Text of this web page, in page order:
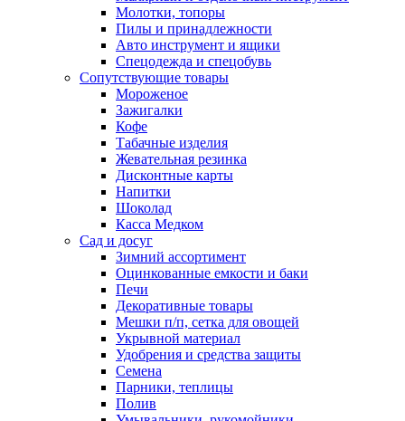
Молотки, топоры
Пилы и принадлежности
Авто инструмент и ящики
Спецодежда и спецобувь
Сопутствующие товары
Мороженое
Зажигалки
Кофе
Табачные изделия
Жевательная резинка
Дисконтные карты
Напитки
Шоколад
Касса Медком
Сад и досуг
Зимний ассортимент
Оцинкованные емкости и баки
Печи
Декоративные товары
Мешки п/п, сетка для овощей
Укрывной материал
Удобрения и средства защиты
Семена
Парники, теплицы
Полив